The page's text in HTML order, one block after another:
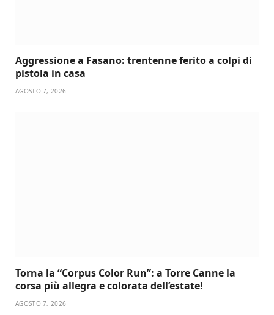
Aggressione a Fasano: trentenne ferito a colpi di
pistola in casa
AGOSTO 7, 2026
Torna la “Corpus Color Run”: a Torre Canne la
corsa più allegra e colorata dell’estate!
AGOSTO 7, 2026